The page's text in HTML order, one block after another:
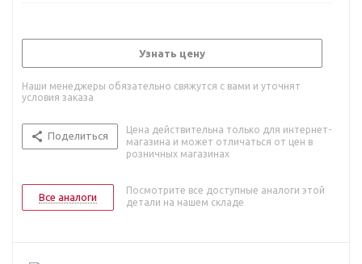
Узнать цену
Наши менеджеры обязательно свяжутся с вами и уточнят
условия заказа
Поделиться
Цена действительна только для интернет-
магазина и может отличаться от цен в
розничных магазинах
Все аналоги
Посмотрите все доступные аналоги этой
детали на нашем складе